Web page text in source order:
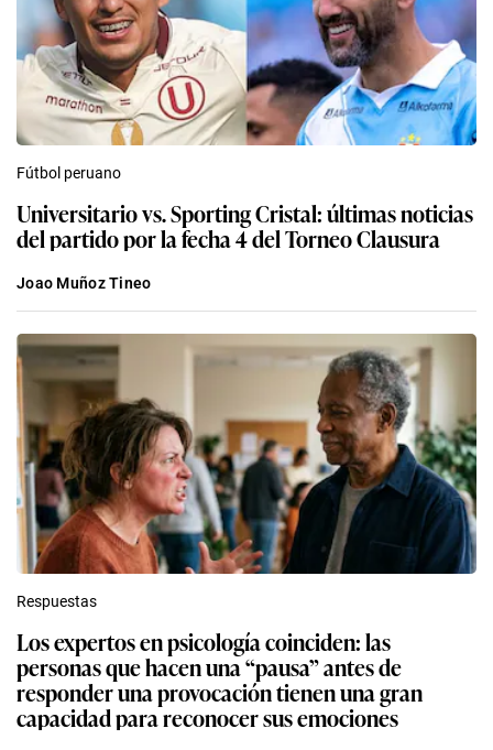
Fútbol peruano
Universitario vs. Sporting Cristal: últimas noticias
del partido por la fecha 4 del Torneo Clausura
Joao Muñoz Tineo
Respuestas
Los expertos en psicología coinciden: las
personas que hacen una “pausa” antes de
responder una provocación tienen una gran
capacidad para reconocer sus emociones